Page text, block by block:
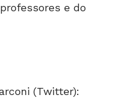
e do
(Twitter):